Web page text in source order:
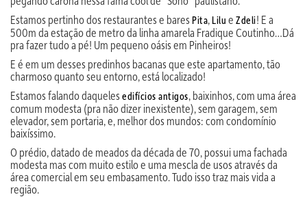
Estamos pertinho dos restaurantes e bares Pita, Lilu e Zdeli! E a
500m da estação de metro da linha amarela Fradique Coutinho…Dá
pra fazer tudo a pé! Um pequeno oásis em Pinheiros!
E é em um desses predinhos bacanas que este apartamento, tão
charmoso quanto seu entorno, está localizado!
Estamos falando daquelesedifícios antigos, baixinhos, com uma área
comum modesta (pra não dizer inexistente), sem garagem, sem
elevador, sem portaria, e, melhor dos mundos: com condomínio
baixíssimo.
O prédio, datado de meados da década de 70, possui uma fachada
modesta mas com muito estilo e uma mescla de usos através da
área comercial em seu embasamento. Tudo isso traz mais vida a
região.